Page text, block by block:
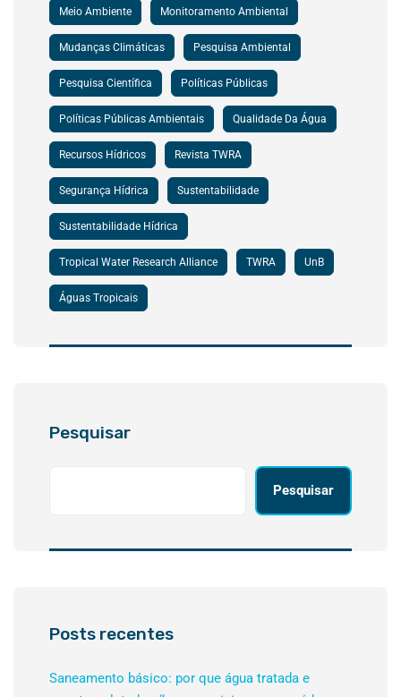
Meio Ambiente Monitoramento Ambiental
Mudanças Climáticas Pesquisa Ambiental
Pesquisa Científica Políticas Públicas
Políticas Públicas Ambientais Qualidade Da Água
Recursos Hídricos Revista TWRA
Segurança Hídrica Sustentabilidade
Sustentabilidade Hídrica
Tropical Water Research Alliance TWRA UnB
Águas Tropicais
Pesquisar
Pesquisar
Posts recentes
Saneamento básico: por que água tratada e